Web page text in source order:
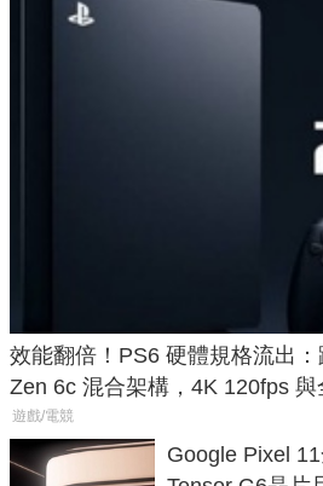
效能翻倍！PS6 硬體規格流出
Zen 6c 混合架構，4K 120fps
遊戲/電競
Google Pixel